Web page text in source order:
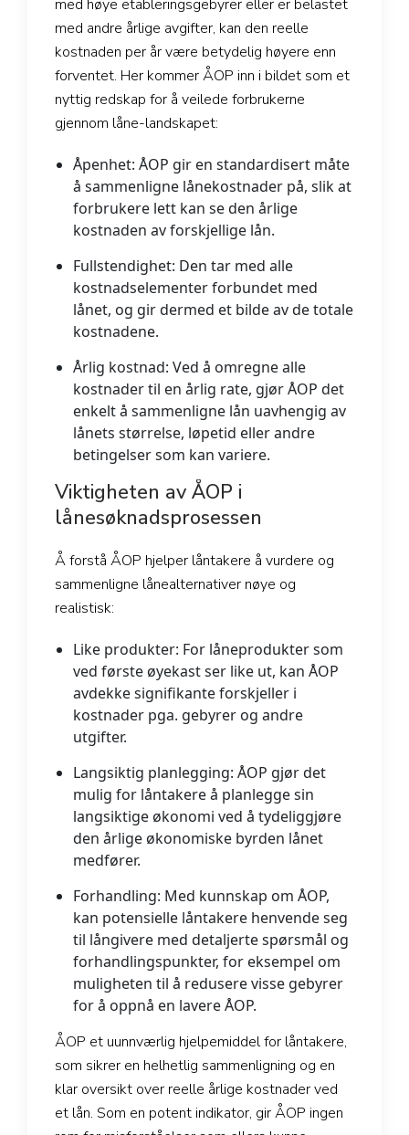
med høye etableringsgebyrer eller er belastet
med andre årlige avgifter, kan den reelle
kostnaden per år være betydelig høyere enn
forventet. Her kommer ÅOP inn i bildet som et
nyttig redskap for å veilede forbrukerne
gjennom låne-landskapet:
Åpenhet: ÅOP gir en standardisert måte
å sammenligne lånekostnader på, slik at
forbrukere lett kan se den årlige
kostnaden av forskjellige lån.
Fullstendighet: Den tar med alle
kostnadselementer forbundet med
lånet, og gir dermed et bilde av de totale
kostnadene.
Årlig kostnad: Ved å omregne alle
kostnader til en årlig rate, gjør ÅOP det
enkelt å sammenligne lån uavhengig av
lånets størrelse, løpetid eller andre
betingelser som kan variere.
Viktigheten av ÅOP i
lånesøknadsprosessen
Å forstå ÅOP hjelper låntakere å vurdere og
sammenligne lånealternativer nøye og
realistisk:
Like produkter: For låneprodukter som
ved første øyekast ser like ut, kan ÅOP
avdekke signifikante forskjeller i
kostnader pga. gebyrer og andre
utgifter.
Langsiktig planlegging: ÅOP gjør det
mulig for låntakere å planlegge sin
langsiktige økonomi ved å tydeliggjøre
den årlige økonomiske byrden lånet
medfører.
Forhandling: Med kunnskap om ÅOP,
kan potensielle låntakere henvende seg
til långivere med detaljerte spørsmål og
forhandlingspunkter, for eksempel om
muligheten til å redusere visse gebyrer
for å oppnå en lavere ÅOP.
ÅOP et uunnværlig hjelpemiddel for låntakere,
som sikrer en helhetlig sammenligning og en
klar oversikt over reelle årlige kostnader ved
et lån. Som en potent indikator, gir ÅOP ingen